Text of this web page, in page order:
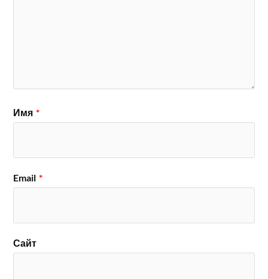
Имя *
Email *
Сайт